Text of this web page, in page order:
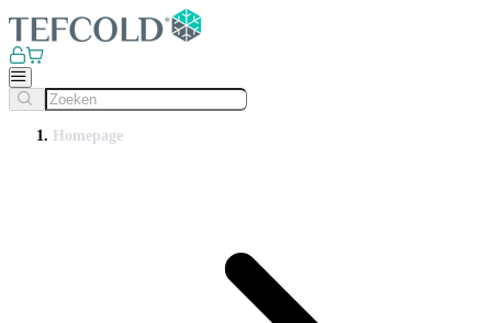
Homepage